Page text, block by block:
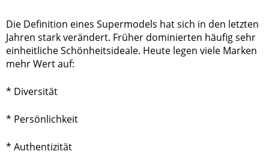
Die Definition eines Supermodels hat sich in den letzten
Jahren stark verändert. Früher dominierten häufig sehr
einheitliche Schönheitsideale. Heute legen viele Marken
mehr Wert auf:
* Diversität
* Persönlichkeit
* Authentizität